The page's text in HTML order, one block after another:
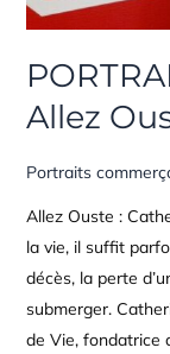
Allez
Portraits
Allez Ouste :
la vie, il suffit
décès, la perte
submerger.
de Vie, fondatrice